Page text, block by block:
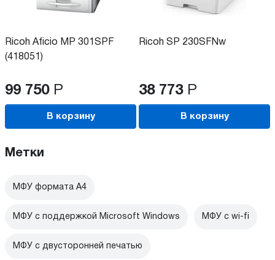
Ricoh Aficio MP 301SPF
(418051)
99 750 Р
В корзину
Ricoh SP 230SFNw
38 773 Р
В корзину
Метки
МФУ формата А4
МФУ с поддержкой Microsoft Windows МФУ c wi-fi
МФУ с двусторонней печатью